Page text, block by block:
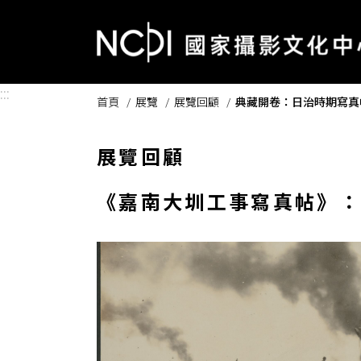
::: 首頁 展覽 展覽回顧 典藏開卷：日治時期寫
展覽回顧
《嘉南大圳工事寫真帖》